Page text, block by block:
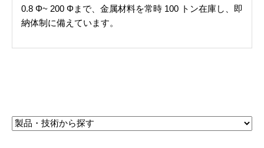
0.8 Φ~ 200 Φまで、金属材料を常時 100 トン在庫し、即
納体制に備えています。